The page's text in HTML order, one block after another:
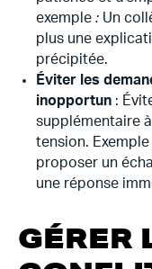
exemple : Un
plus une
précipitée.
Éviter les
inopportun :
supplémentaire
tension.
proposer un
une réponse
GÉRER